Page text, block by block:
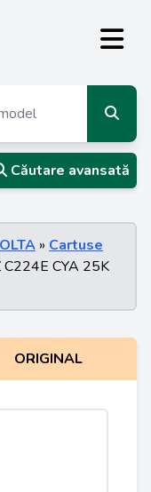
Căutare avansată
» Cartuse
CYA 25K
ORIGINAL